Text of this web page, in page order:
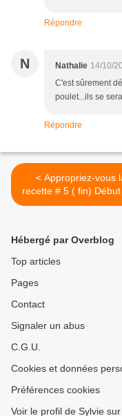
Répondre
N Nathalie 14/10/
C'est sûrement
poulet...ils se
Répondre
< Appropriez-vous la
recette # 5 ( fin) Début
votes
Hébergé par Overblog
Top articles
Pages
Contact
Signaler un abus
C.G.U.
Cookies et données
Préférences cookies
Voir le profil de Sylvie